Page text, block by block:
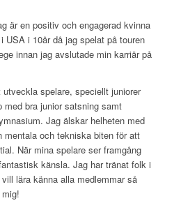
är en positiv och engagerad kvinna
USA i 10år då jag spelat på touren
innan jag avslutade min karriär på
spelare, speciellt juniorer
bra junior satsning samt
Jag älskar helheten med
mentala och tekniska biten för att
När mina spelare ser framgång
känsla. Jag har tränat folk i
lära känna alla medlemmar så